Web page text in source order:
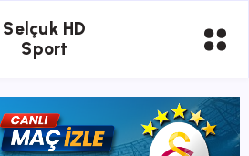
Selçuk HD
Sport